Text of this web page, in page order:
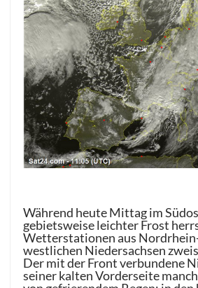
Während heute Mittag im
gebietsweise leichter Frost
Wetterstationen aus
westlichen Niedersachsen
Der mit der Front verbundene
seiner kalten Vorderseite